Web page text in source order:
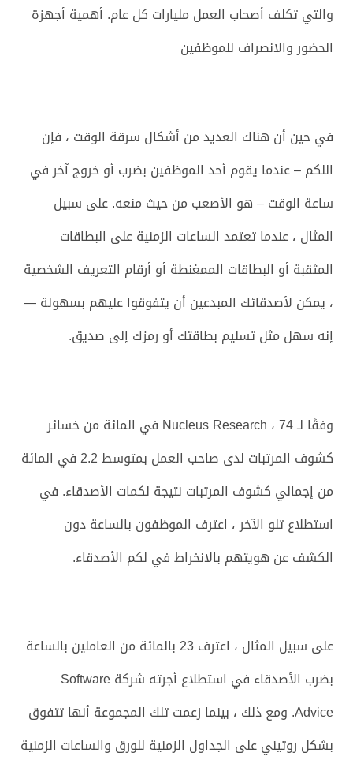
والتي تكلف أصحاب العمل مليارات كل عام. أهمية أجهزة
الحضور والانصراف للموظفين
في حين أن هناك العديد من أشكال سرقة الوقت ، فإن
اللكم – عندما يقوم أحد الموظفين بضرب أو خروج آخر في
ساعة الوقت – هو الأصعب من حيث منعه. على سبيل
المثال ، عندما تعتمد الساعات الزمنية على البطاقات
المثقبة أو البطاقات الممغنطة أو أرقام التعريف الشخصية
، يمكن لأصدقائك المبدعين أن يتفوقوا عليهم بسهولة —
إنه سهل مثل تسليم بطاقتك أو رمزك إلى صديق.
وفقًا لـ Nucleus Research ، 74 في المائة من خسائر
كشوف المرتبات لدى صاحب العمل بمتوسط ​​2.2 في المائة
من إجمالي كشوف المرتبات نتيجة لكمات الأصدقاء. في
استطلاع تلو الآخر ، اعترف الموظفون بالساعة دون
الكشف عن هويتهم بالانخراط في لكم الأصدقاء.
على سبيل المثال ، اعترف 23 بالمائة من العاملين بالساعة
بضرب الأصدقاء في استطلاع أجرته شركة Software
Advice. ومع ذلك ، بينما زعمت تلك المجموعة أنها تتفوق
بشكل روتيني على الجداول الزمنية للورق والساعات الزمنية